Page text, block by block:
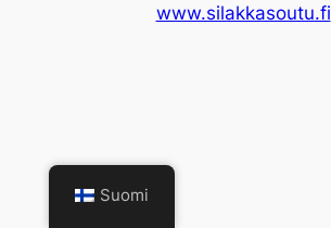
www.silakkasoutu.fi
Suomi